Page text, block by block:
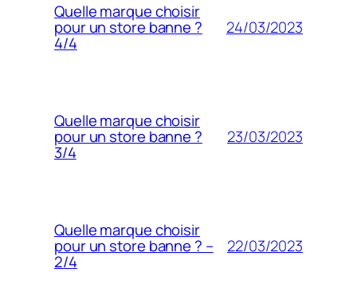
Quelle marque choisir
pour un store banne ?
4/4
24/03/2023
Quelle marque choisir
pour un store banne ?
3/4
23/03/2023
Quelle marque choisir
pour un store banne ? –
2/4
22/03/2023